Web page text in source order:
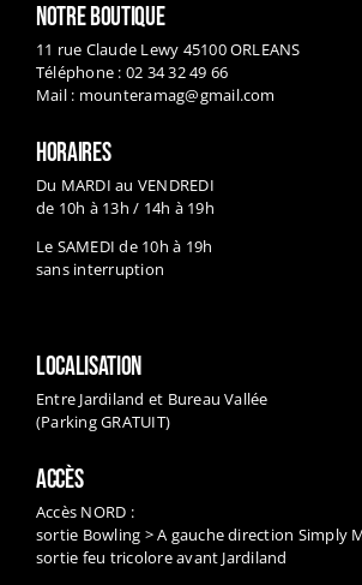
NOTRE BOUTIQUE
11 rue Claude Lewy 45100 ORLEANS
Téléphone : 02 34 32 49 66
Mail : mounteramag@gmail.com
HORAIRES
Du MARDI au VENDREDI
de 10h à 13h / 14h à 19h
Le SAMEDI de 10h à 19h
sans interruption
LOCALISATION
Entre Jardiland et Bureau Vallée
(Parking GRATUIT)
ACCÈS
Accès NORD :
sortie Bowling > A gauche direction Simply
sortie feu tricolore avant Jardiland